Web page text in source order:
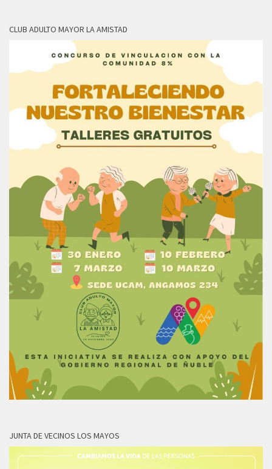
CLUB ADULTO MAYOR LA AMISTAD
JUNTA DE VECINOS LOS MAYOS